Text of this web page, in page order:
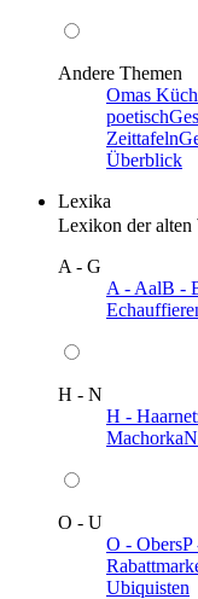
Andere Themen
Omas
poetisch
Zeittafeln
Überblick
Lexika
Lexikon der
A - G
A - AalB -
H - N
H -
Machorka
O - U
O - ObersP
Ubiquisten